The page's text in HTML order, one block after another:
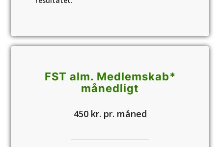
FST alm. Medlemskab*
månedligt
450 kr. pr. måned